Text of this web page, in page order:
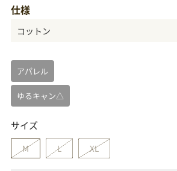
仕様
コットン
アパレル
ゆるキャン△
サイズ
M L XL